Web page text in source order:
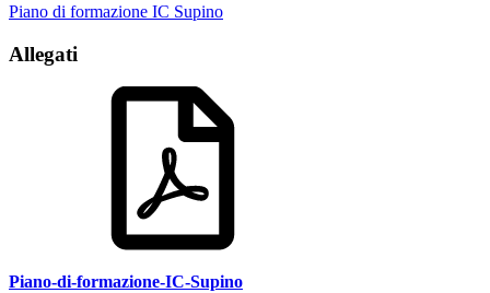
Piano di formazione IC Supino
Allegati
Piano-di-formazione-IC-Supino